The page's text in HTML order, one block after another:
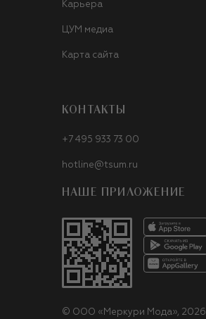
Карьера
ЦУМ медиа
Карта сайта
КОНТАКТЫ
+7 495 933 73 00
hotline@tsum.ru
НАШЕ ПРИЛОЖЕНИЕ
© ООО «Меркури Мода», 2026